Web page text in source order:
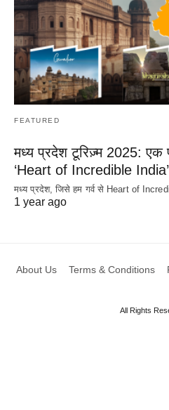
FEATURED
मध्य प्रदेश टूरिज़्म 2025: एक
‘Heart of Incredible India’
मध्य प्रदेश, जिसे हम गर्व से Heart of
1 year ago
About Us Terms & Conditions
All Rights